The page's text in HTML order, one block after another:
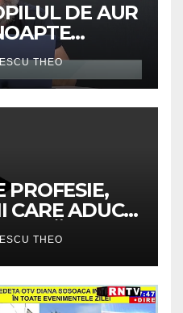
DE AUR
THEO
PROFESIE,
CARE ADUC
/
THEO